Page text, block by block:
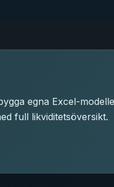
egna Excel-
full likviditetsöversikt.